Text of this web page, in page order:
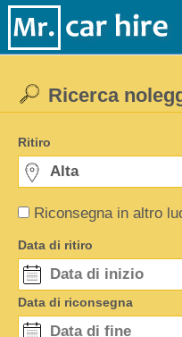
Riconsegna in altro
Ricerca
Ritiro
Data di ritiro
Data di riconsegna